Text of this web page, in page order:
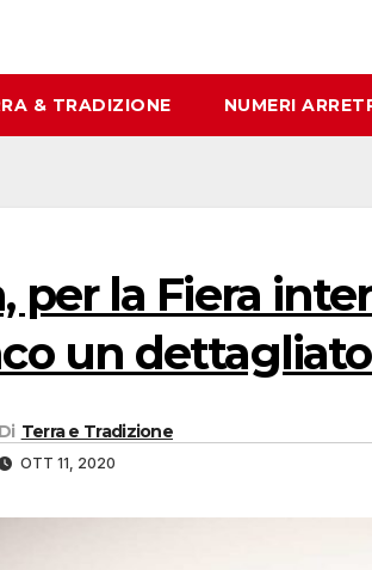
& TRADIZIONE NUMERI
per la Fiera
un
Di Terra e Tradizione
OTT 11, 2020